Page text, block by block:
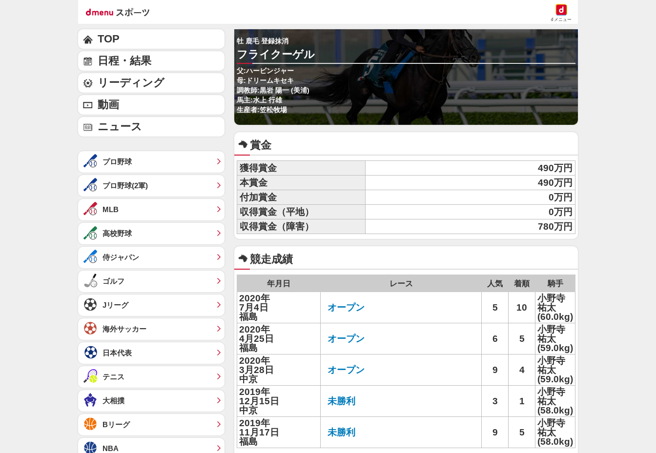
dメニュー
牡 鹿毛 登録抹消
フライクーゲル
父:ハービンジャー
母:ドリームキセキ
調教師:黒岩 陽一 (美浦)
馬主:水上 行雄
生産者:笠松牧場
賞金
獲得賞金
490万円
本賞金
490万円
付加賞金
0万円
収得賞金（平地）
0万円
収得賞金（障害）
780万円
競走成績
年月日 レース 人気 着順 騎手
2020年
7月4日
福島
オープン 5 10
小野寺
祐太
(60.0kg)
2020年
4月25日
福島
オープン 6 5
小野寺
祐太
(59.0kg)
2020年
3月28日
中京
オープン 9 4
小野寺
祐太
(59.0kg)
2019年
12月15日
中京
未勝利 3 1
小野寺
祐太
(58.0kg)
2019年
11月17日
福島
未勝利 9 5
小野寺
祐太
(58.0kg)
TOP
日程・結果
リーディング
動画
ニュース
プロ野球
プロ野球(2軍)
MLB
高校野球
侍ジャパン
ゴルフ
Jリーグ
海外サッカー
日本代表
テニス
大相撲
Bリーグ
NBA